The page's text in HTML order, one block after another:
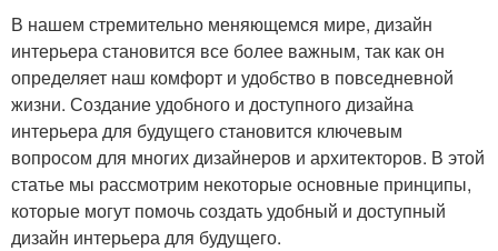
В нашем стремительно меняющемся мире, дизайн
интерьера становится все более важным, так как он
определяет наш комфорт и удобство в повседневной
жизни. Создание удобного и доступного дизайна
интерьера для будущего становится ключевым
вопросом для многих дизайнеров и архитекторов. В этой
статье мы рассмотрим некоторые основные принципы,
которые могут помочь создать удобный и доступный
дизайн интерьера для будущего.